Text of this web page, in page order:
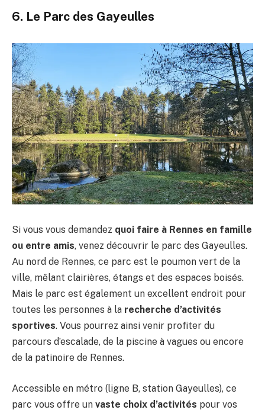
6. Le Parc des Gayeulles
Si vous vous demandez quoi faire à Rennes en famille
ou entre amis, venez découvrir le parc des Gayeulles.
Au nord de Rennes, ce parc est le poumon vert de la
ville, mêlant clairières, étangs et des espaces boisés.
Mais le parc est également un excellent endroit pour
toutes les personnes à la recherche d’activités
sportives. Vous pourrez ainsi venir profiter du
parcours d’escalade, de la piscine à vagues ou encore
de la patinoire de Rennes.
Accessible en métro (ligne B, station Gayeulles), ce
parc vous offre un vaste choix d’activités pour vos